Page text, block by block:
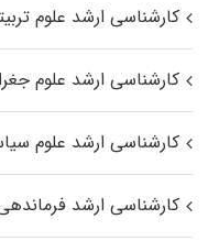
کارشناسی ارشد علوم
کارشناسی ارشد علوم
کارشناسی ارشد علوم
کارشناسی ارشد